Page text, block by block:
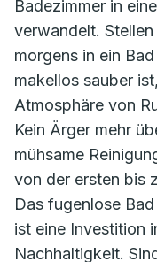
Badezimmer in
verwandelt.
morgens in ein
makellos sauber
Atmosphäre von
Kein Ärger mehr
mühsame
von der ersten bis
Das fugenlose
ist eine Investition
Nachhaltigkeit.